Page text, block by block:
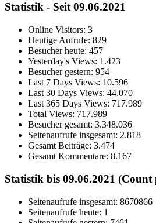
Statistik - Seit 09.06.2021
Online Visitors: 3
Heutige Aufrufe: 829
Besucher heute: 457
Yesterday's Views: 1.423
Besucher gestern: 954
Last 7 Days Views: 10.596
Last 30 Days Views: 44.070
Last 365 Days Views: 717.989
Total Views: 717.989
Besucher gesamt: 3.348.036
Seitenaufrufe insgesamt: 2.818
Gesamt Beiträge: 3.474
Gesamt Kommentare: 8.167
Statistik bis 09.06.2021 (Count
Seitenaufrufe insgesamt: 8670866
Seitenaufrufe heute: 1